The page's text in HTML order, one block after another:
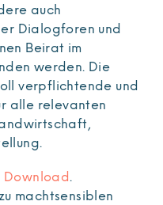
auch
Dialogforen und
Beirat im
werden. Die
verpflichtende und
alle relevanten
Download.
machtsensiblen